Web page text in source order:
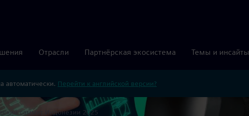
Отрасли Партнёрская экосистема Темы и инсайты
автоматически. Перейти к английской версии?
саммит Индонезии 2025